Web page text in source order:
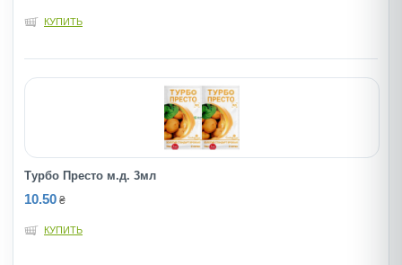
КУПИТЬ
Турбо Престо м.д. 3мл
10.50 ₴
КУПИТЬ